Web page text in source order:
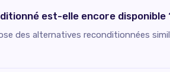
est-elle encore disponible
des alternatives reconditionnées